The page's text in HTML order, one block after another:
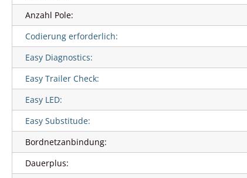
Anzahl Pole:
Codierung erforderlich:
Easy Diagnostics:
Easy Trailer Check:
Easy LED:
Easy Substitude:
Bordnetzanbindung:
Dauerplus: